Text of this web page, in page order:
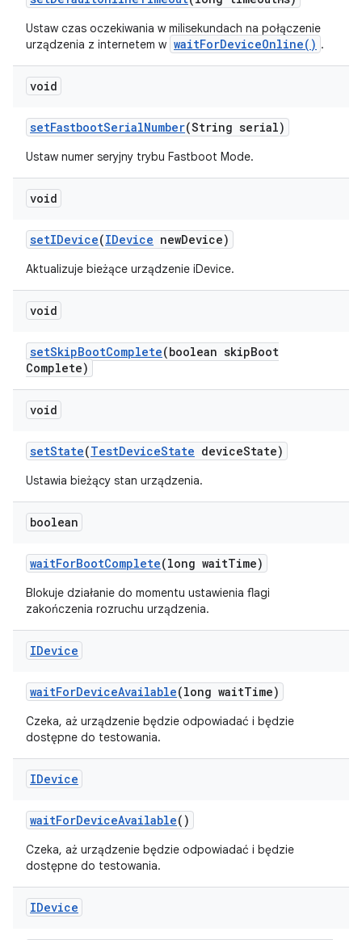
Ustaw czas oczekiwania w milisekundach na połączenie
urządzenia z internetem w waitForDeviceOnline() .
void
setFastbootSerialNumber(String serial)
Ustaw numer seryjny trybu Fastboot Mode.
void
setIDevice(IDevice newDevice)
Aktualizuje bieżące urządzenie iDevice.
void
setSkipBootComplete(boolean skipBoot
Complete)
void
setState(TestDeviceState deviceState)
Ustawia bieżący stan urządzenia.
boolean
waitForBootComplete(long waitTime)
Blokuje działanie do momentu ustawienia flagi
zakończenia rozruchu urządzenia.
IDevice
waitForDeviceAvailable(long waitTime)
Czeka, aż urządzenie będzie odpowiadać i będzie
dostępne do testowania.
IDevice
waitForDeviceAvailable()
Czeka, aż urządzenie będzie odpowiadać i będzie
dostępne do testowania.
IDevice